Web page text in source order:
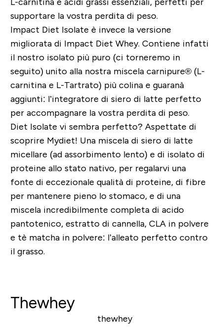
supportare la vostra perdita di peso.
Impact Diet Isolate è invece la versione
migliorata di Impact Diet Whey. Contiene infatti
il nostro isolato più puro (ci torneremo in
seguito) unito alla nostra miscela carnipure® (L-
carnitina e L-Tartrato) più colina e guaranà
aggiunti: l’integratore di siero di latte perfetto
per accompagnare la vostra perdita di peso.
Diet Isolate vi sembra perfetto? Aspettate di
scoprire Mydiet! Una miscela di siero di latte
micellare (ad assorbimento lento) e di isolato di
proteine allo stato nativo, per regalarvi una
fonte di eccezionale qualità di proteine, di fibre
per mantenere pieno lo stomaco, e di una
miscela incredibilmente completa di acido
pantotenico, estratto di cannella, CLA in polvere
e tè matcha in polvere: l’alleato perfetto contro
il grasso.
Thewhey